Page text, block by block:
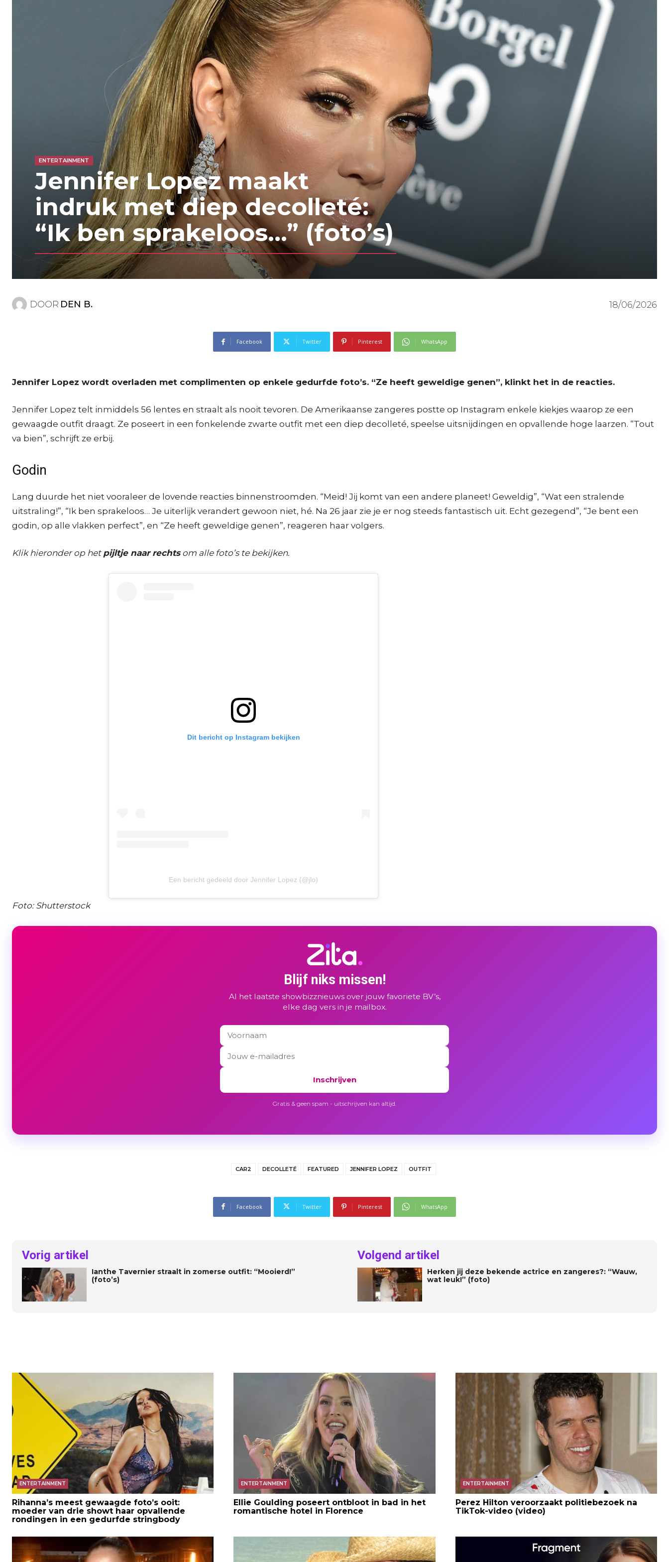
ENTERTAINMENT
Jennifer Lopez maakt
indruk met diep decolleté:
“Ik ben sprakeloos…” (foto’s)
DOOR DEN B. 18/06/2026
Facebook Twitter Pinterest WhatsApp
Jennifer Lopez wordt overladen met complimenten op enkele gedurfde foto’s. “Ze heeft geweldige genen”, klinkt het in de reacties.
Jennifer Lopez telt inmiddels 56 lentes en straalt als nooit tevoren. De Amerikaanse zangeres postte op Instagram enkele kiekjes waarop ze een
gewaagde outfit draagt. Ze poseert in een fonkelende zwarte outfit met een diep decolleté, speelse uitsnijdingen en opvallende hoge laarzen. “Tout
va bien”, schrijft ze erbij.
Godin
Lang duurde het niet vooraleer de lovende reacties binnenstroomden. “Meid! Jij komt van een andere planeet! Geweldig”, “Wat een stralende
uitstraling!”, “Ik ben sprakeloos… Je uiterlijk verandert gewoon niet, hé. Na 26 jaar zie je er nog steeds fantastisch uit. Echt gezegend”, “Je bent een
godin, op alle vlakken perfect”, en “Ze heeft geweldige genen”, reageren haar volgers.
Klik hieronder op het pijltje naar rechtsom alle foto’s te bekijken.
Dit bericht op Instagram bekijken
Een bericht gedeeld door Jennifer Lopez (@jlo)
Foto: Shutterstock
Blijf niks missen!
Al het laatste showbizznieuws over jouw favoriete BV’s,
elke dag vers in je mailbox.
Inschrijven
Gratis & geen spam - uitschrijven kan altijd.
CAR2 DECOLLETÉ FEATURED JENNIFER LOPEZ OUTFIT
Facebook Twitter Pinterest WhatsApp
Vorig artikel
Ianthe Tavernier straalt in zomerse outfit: “Mooierd!”
(foto’s)
Volgend artikel
Herken jij deze bekende actrice en zangeres?: “Wauw,
wat leuk!” (foto)
ENTERTAINMENT
Rihanna’s meest gewaagde foto’s ooit:
moeder van drie showt haar opvallende
rondingen in een gedurfde stringbody
ENTERTAINMENT
Ellie Goulding poseert ontbloot in bad in het
romantische hotel in Florence
ENTERTAINMENT
Perez Hilton veroorzaakt politiebezoek na
TikTok-video (video)